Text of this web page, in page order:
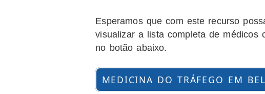
Esperamos que com este recurso
visualizar a lista completa de médicos
no botão abaixo.
MEDICINA DO TRÁFEGO EM